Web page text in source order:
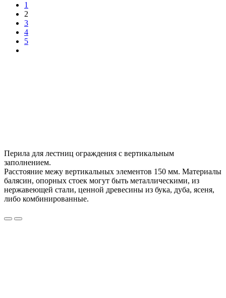
1
2
3
4
5
Перила для лестниц ограждения с вертикальным
заполнением.
Расстояние межу вертикальных элементов 150 мм. Материалы
балясин, опорных стоек могут быть металлическими, из
нержавеющей стали, ценной древесины из бука, дуба, ясеня,
либо комбинированные.